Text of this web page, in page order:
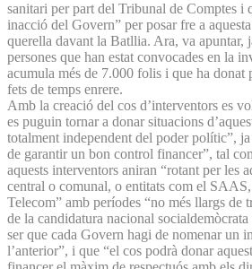
sanitari per part del Tribunal de Comptes i
inacció del Govern” per posar fre a
querella davant la Batllia. Ara, va apuntar,
persones que han estat convocades en la
acumula més de 7.000 folis i que ha donat
fets de temps enrere.
Amb la creació del cos d’interventors es
es puguin tornar a donar situacions
totalment independent del poder polític”, ja
de garantir un bon control financer”, tal
aquests interventors aniran “rotant per les
central o comunal, o entitats com el
Telecom” amb períodes “no més llargs de
de la candidatura nacional
ser que cada Govern hagi de nomenar un
l’anterior”, i que “el cos podrà donar